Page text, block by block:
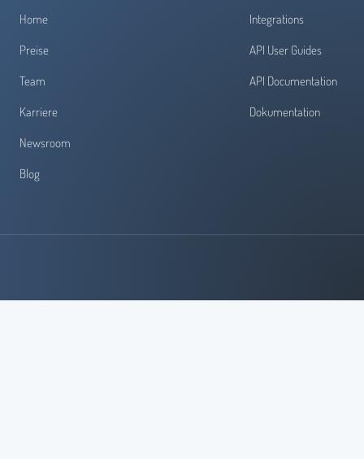
Home
Preise
Team
Karriere
Newsroom
Blog
Integrations
API User Guides
API Documentation
Dokumentation